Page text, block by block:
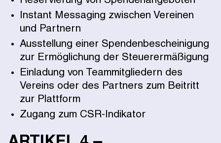
Instant Messaging zwischen Vereinen
und Partnern
Ausstellung einer Spendenbescheinigung
zur Ermöglichung der Steuerermäßigung
Einladung von Teammitgliedern des
Vereins oder des Partners zum Beitritt
zur Plattform
Zugang zum CSR-Indikator